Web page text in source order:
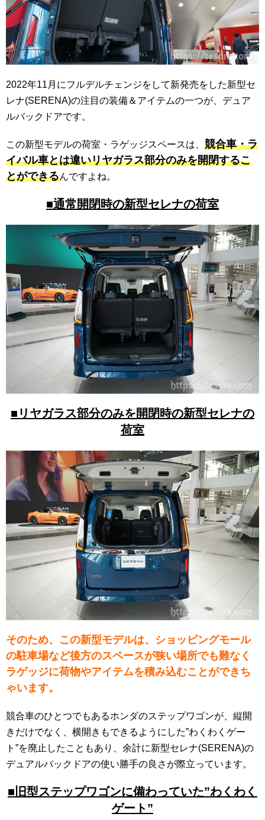
2022年11月にフルデルチェンジをして新発売をした新型セ
レナ(SERENA)の注目の装備＆アイテムの一つが、デュア
ルバックドアです。
この新型モデルの荷室・ラゲッジスペースは、 競合車・ラ
イバル車とは違いリヤガラス部分のみを開閉するこ
とができるんですよね。
■通常開閉時の新型セレナの荷室
■リヤガラス部分のみを開閉時の新型セレナの
荷室
そのため、この新型モデルは、ショッピングモール
の駐車場など後方のスペースが狭い場所でも難なく
ラゲッジに荷物やアイテムを積み込むことができち
ゃいます。
競合車のひとつでもあるホンダのステップワゴンが、縦開
きだけでなく、横開きもできるようにした”わくわくゲー
ト”を廃止したこともあり、余計に新型セレナ(SERENA)の
デュアルバックドアの使い勝手の良さが際立っています。
■旧型ステップワゴンに備わっていた”わくわく
ゲート”